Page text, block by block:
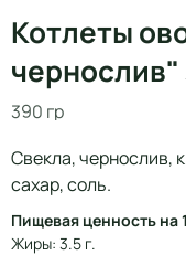
Котлеты
390 гр
Свекла, чернослив,
сахар, соль.
Пищевая ценность на
Жиры: 3.5 г.